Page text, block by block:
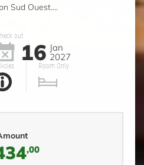
Sud Ouest....
out
16 Jan
2027
Room Only
,00